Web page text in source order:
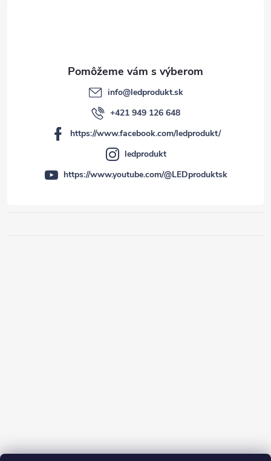
info@ledprodukt.sk
+421 949 126 648
https://www.facebook.com/ledprodukt/
ledprodukt
https://www.youtube.com/@LEDproduktsk